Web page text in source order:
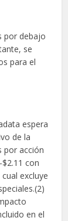
por debajo
se
para el
espera
de la
por acción
con
excluye
en el